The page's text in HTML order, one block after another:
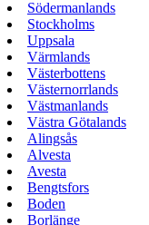
Södermanlands
Stockholms
Uppsala
Värmlands
Västerbottens
Västernorrlands
Västmanlands
Västra Götalands
Alingsås
Alvesta
Avesta
Bengtsfors
Boden
Borlänge